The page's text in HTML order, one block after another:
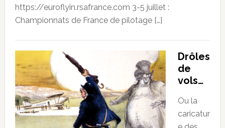
https://euroflyin.rsafrance.com 3-5 juillet :
Championnats de France de pilotage […]
Drôles
de
vols…
Ou la
caricatur